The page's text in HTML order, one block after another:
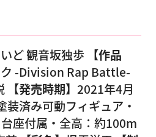
ど 観音坂独歩
【作品
ク -Division Rap Battle-
【発売時期】 2021年4月
装済み可動フィギュア・
座付属・全高：約100m